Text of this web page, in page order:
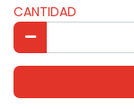
CANTIDAD